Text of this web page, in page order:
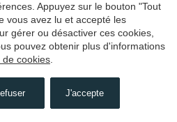
259
595 125
Sitges
Appuyez sur le bouton "Tout
vous avez lu et accepté les
gérer ou désactiver ces cookies,
pouvez obtenir plus d'informations
de cookies.
J'accepte